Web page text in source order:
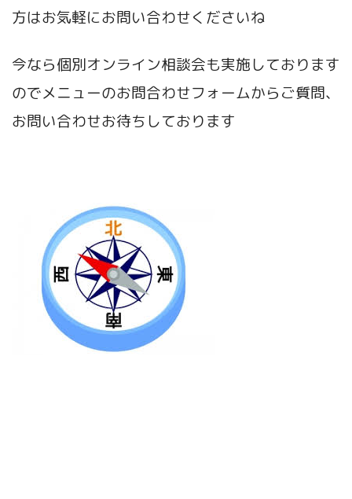
方はお気軽にお問い合わせくださいね
今なら個別オンライン相談会も実施しております
のでメニューのお問合わせフォームからご質問、
お問い合わせお待ちしております